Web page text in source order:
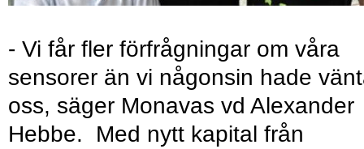
- Vi får fler förfrågningar om våra
sensorer än vi någonsin hade
oss, säger Monavas vd Alexander
Hebbe. Med nytt kapital från